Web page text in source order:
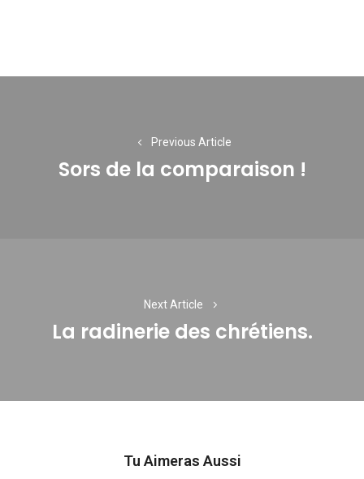
Previous Article
Previous
Sors de la comparaison !
Next Article
Next
La radinerie des chrétiens.
Tu Aimeras Aussi